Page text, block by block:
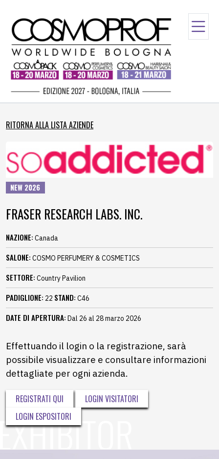
RITORNA ALLA LISTA AZIENDE
NEW 2026
FRASER RESEARCH LABS. INC.
NAZIONE: Canada
SALONE: COSMO PERFUMERY & COSMETICS
SETTORE: Country Pavilion
PADIGLIONE: 22 STAND: C46
DATE DI APERTURA: Dal 26 al 28 marzo 2026
Effettuando il login o la registrazione, sarà
possibile visualizzare e consultare informazioni
dettagliate per ogni azienda.
REGISTRATI QUI
LOGIN VISITATORI
LOGIN ESPOSITORI